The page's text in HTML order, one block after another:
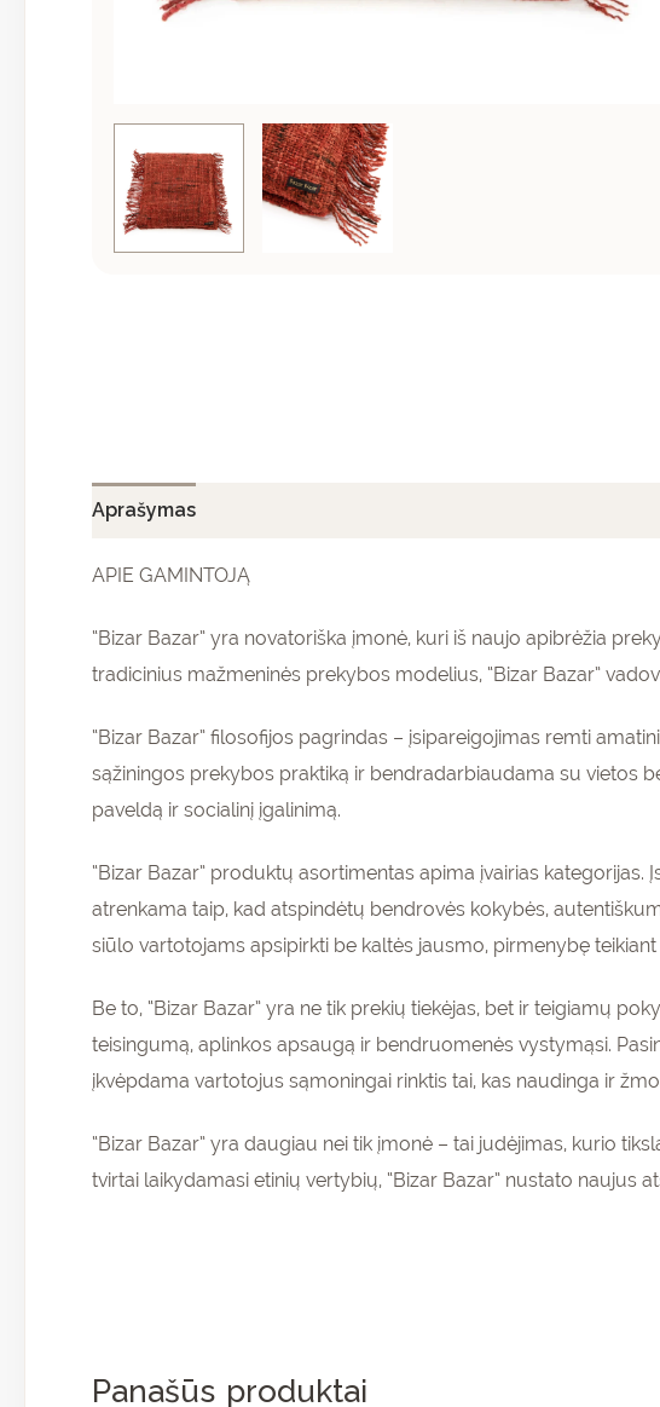
Aprašymas
APIE GAMINTOJĄ
“Bizar Bazar” yra novatoriška įmonė, kuri iš naujo apibrėžia
tradicinius mažmeninės prekybos modelius, “Bizar Bazar”
“Bizar Bazar” filosofijos pagrindas – įsipareigojimas remti
sąžiningos prekybos praktiką ir bendradarbiaudama su vietos
paveldą ir socialinį įgalinimą.
“Bizar Bazar” produktų asortimentas apima įvairias
atrenkama taip, kad atspindėtų bendrovės kokybės,
siūlo vartotojams apsipirkti be kaltės jausmo, pirmenybę
Be to, “Bizar Bazar” yra ne tik prekių tiekėjas, bet ir teigiamų
teisingumą, aplinkos apsaugą ir bendruomenės vystymąsi.
įkvėpdama vartotojus sąmoningai rinktis tai, kas naudinga ir
“Bizar Bazar” yra daugiau nei tik įmonė – tai judėjimas, kurio
tvirtai laikydamasi etinių vertybių, “Bizar Bazar” nustato naujus
Panašūs produktai